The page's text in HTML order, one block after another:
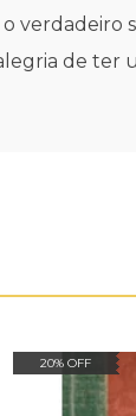
verdadeiro
de ter
20% OFF